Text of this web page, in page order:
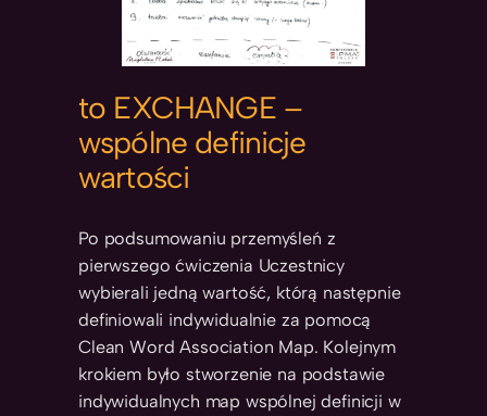
to EXCHANGE –
wspólne definicje
wartości
Po podsumowaniu przemyśleń z
pierwszego ćwiczenia Uczestnicy
wybierali jedną wartość, którą następnie
definiowali indywidualnie za pomocą
Clean Word Association Map. Kolejnym
krokiem było stworzenie na podstawie
indywidualnych map wspólnej definicji w